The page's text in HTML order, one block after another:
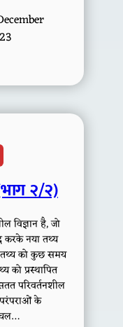
२/२)
विज्ञान है, जो
करके नया तथ्य
तथ्य को कुछ समय
को प्रस्थापित
परिवर्तनशील
के
चल…